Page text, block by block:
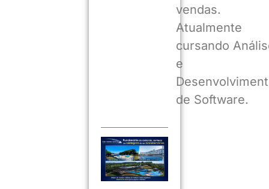
vendas.
Atualmente
cursando
e
de Software.